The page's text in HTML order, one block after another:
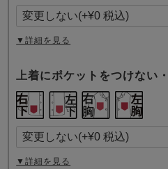
須
)
▼詳細を見る
上着にポケットをつけない
▼詳細を見る